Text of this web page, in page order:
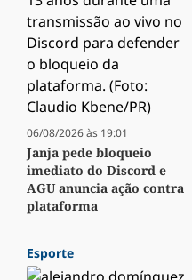
06/08/2026 às 19:01
Janja pede bloqueio
imediato do Discord e
AGU anuncia ação contra
plataforma
Esporte